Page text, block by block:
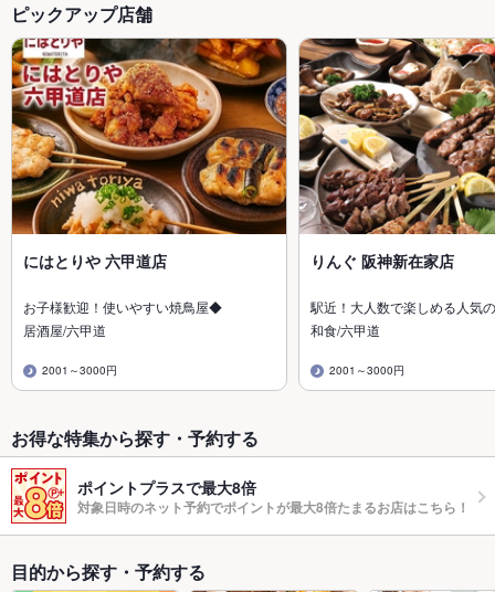
ピックアップ店舗
にはとりや 六甲道店
お子様歓迎！使いやすい焼鳥屋◆
居酒屋/六甲道
2001～3000円
りんぐ 阪神新在家店
駅近！大人数で楽しめる人気
和食/六甲道
2001～3000円
お得な特集から探す・予約する
ポイントプラスで最大8倍
対象日時のネット予約でポイントが最大8倍たまるお店はこちら！
目的から探す・予約する